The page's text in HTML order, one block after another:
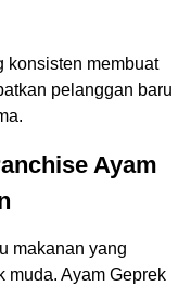
konsisten membuat
pelanggan baru
Ayam
makanan yang
muda. Ayam Geprek